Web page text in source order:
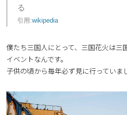
る
引用:wikipedia
僕たち三国人にとって、三国花火は三
イベントなんです。
子供の頃から毎年必ず見に行っていま